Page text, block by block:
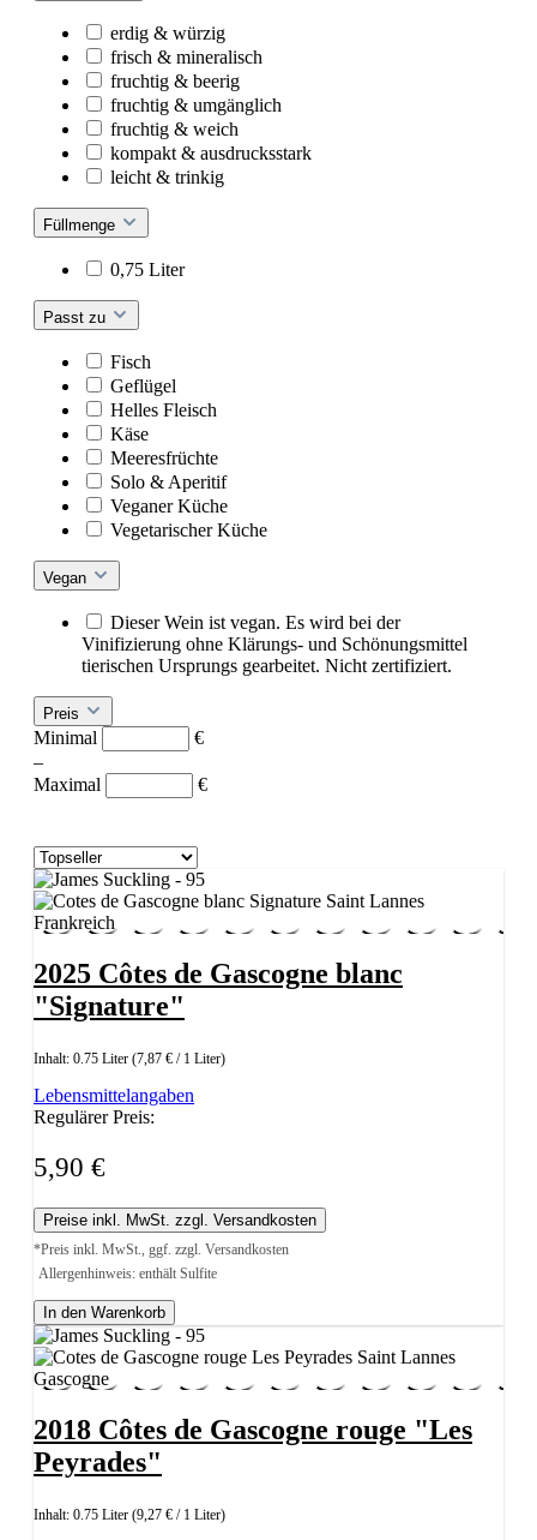
erdig & würzig
frisch & mineralisch
fruchtig & beerig
fruchtig & umgänglich
fruchtig & weich
kompakt & ausdrucksstark
leicht & trinkig
Füllmenge
0,75 Liter
Passt zu
Fisch
Geflügel
Helles Fleisch
Käse
Meeresfrüchte
Solo & Aperitif
Veganer Küche
Vegetarischer Küche
Vegan
Dieser Wein ist vegan. Es wird bei der
Vinifizierung ohne Klärungs- und Schönungsmittel
tierischen Ursprungs gearbeitet. Nicht zertifiziert.
Preis
Minimal
€
–
Maximal
€
2025 Côtes de Gascogne blanc
"Signature"
Inhalt: 0.75 Liter (7,87 € / 1 Liter)
Lebensmittelangaben
Regulärer Preis:
5,90 €
Preise inkl. MwSt. zzgl. Versandkosten
*Preis inkl. MwSt., ggf. zzgl. Versandkosten
Allergenhinweis: enthält Sulfite
In den Warenkorb
2018 Côtes de Gascogne rouge "Les
Peyrades"
Inhalt: 0.75 Liter (9,27 € / 1 Liter)